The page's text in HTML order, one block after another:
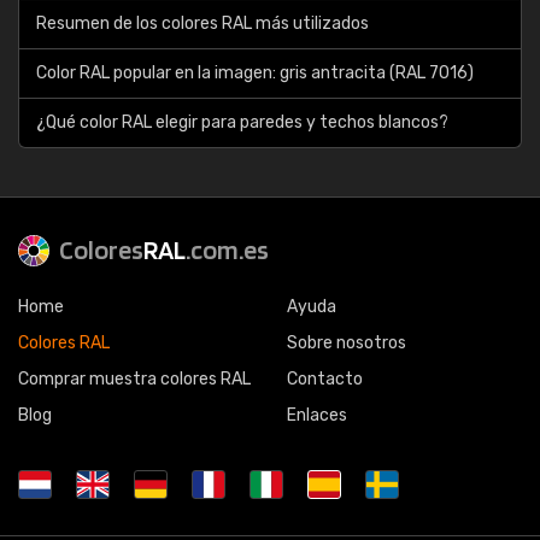
Resumen de los colores RAL más utilizados
Color RAL popular en la imagen: gris antracita (RAL 7016)
¿Qué color RAL elegir para paredes y techos blancos?
ColoresRAL.com.es
Home
Colores RAL
Comprar muestra colores RAL
Blog
Ayuda
Sobre nosotros
Contacto
Enlaces